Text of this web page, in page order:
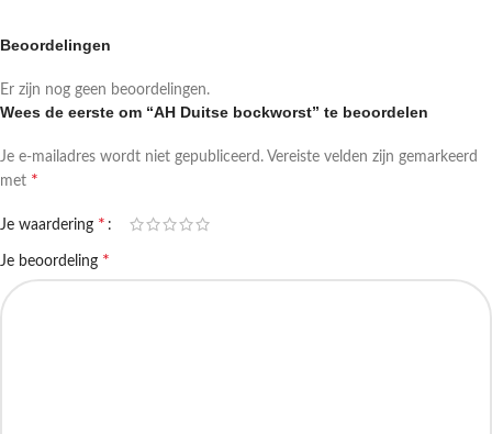
Beoordelingen
Er zijn nog geen beoordelingen.
Wees de eerste om “AH Duitse bockworst” te beoordelen
Je e-mailadres wordt niet gepubliceerd. Vereiste velden zijn gemarkeerd
met *
Je waardering *
Je beoordeling *